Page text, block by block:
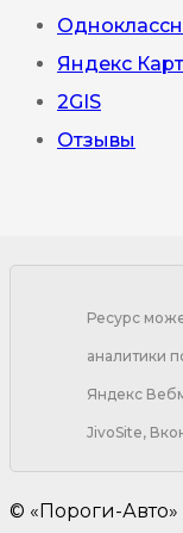
Яндекс
2GIS
Отзывы
Ресурс
аналитики
Яндекс
JivoSite,
© «Пороги-